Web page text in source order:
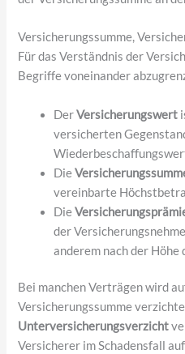
Versicherungssumme,
Für das Verständnis der
Begriffe voneinander
DerVersicherungswert
versicherten
Die
vereinbarte
Die
der
anderem nach der Höhe
Bei manchen Verträgen wird
Versicherungssumme
Unterversicherungsverzicht
Versicherer im Schadensfall